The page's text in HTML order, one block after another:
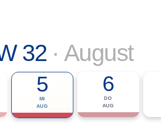
32 · August
5
MI
AUG
6
DO
AUG